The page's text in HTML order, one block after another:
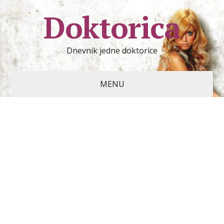
Doktorica
Dnevnik jedne doktorice
MENU